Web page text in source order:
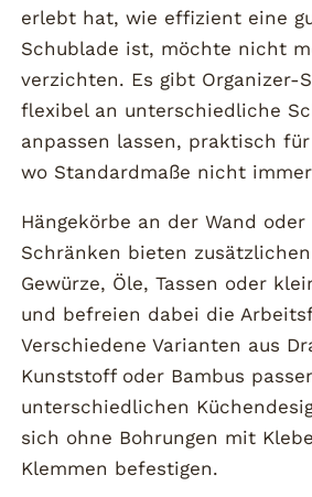
erlebt hat, wie effizient eine
Schublade ist, möchte nicht
verzichten. Es gibt Organizer-
flexibel an unterschiedliche
anpassen lassen, praktisch
wo Standardmaße nicht
Hängekörbe an der Wand
Schränken bieten
Gewürze, Öle, Tassen oder
und befreien dabei die
Verschiedene Varianten aus
Kunststoff oder Bambus
unterschiedlichen
sich ohne Bohrungen mit
Klemmen befestigen.